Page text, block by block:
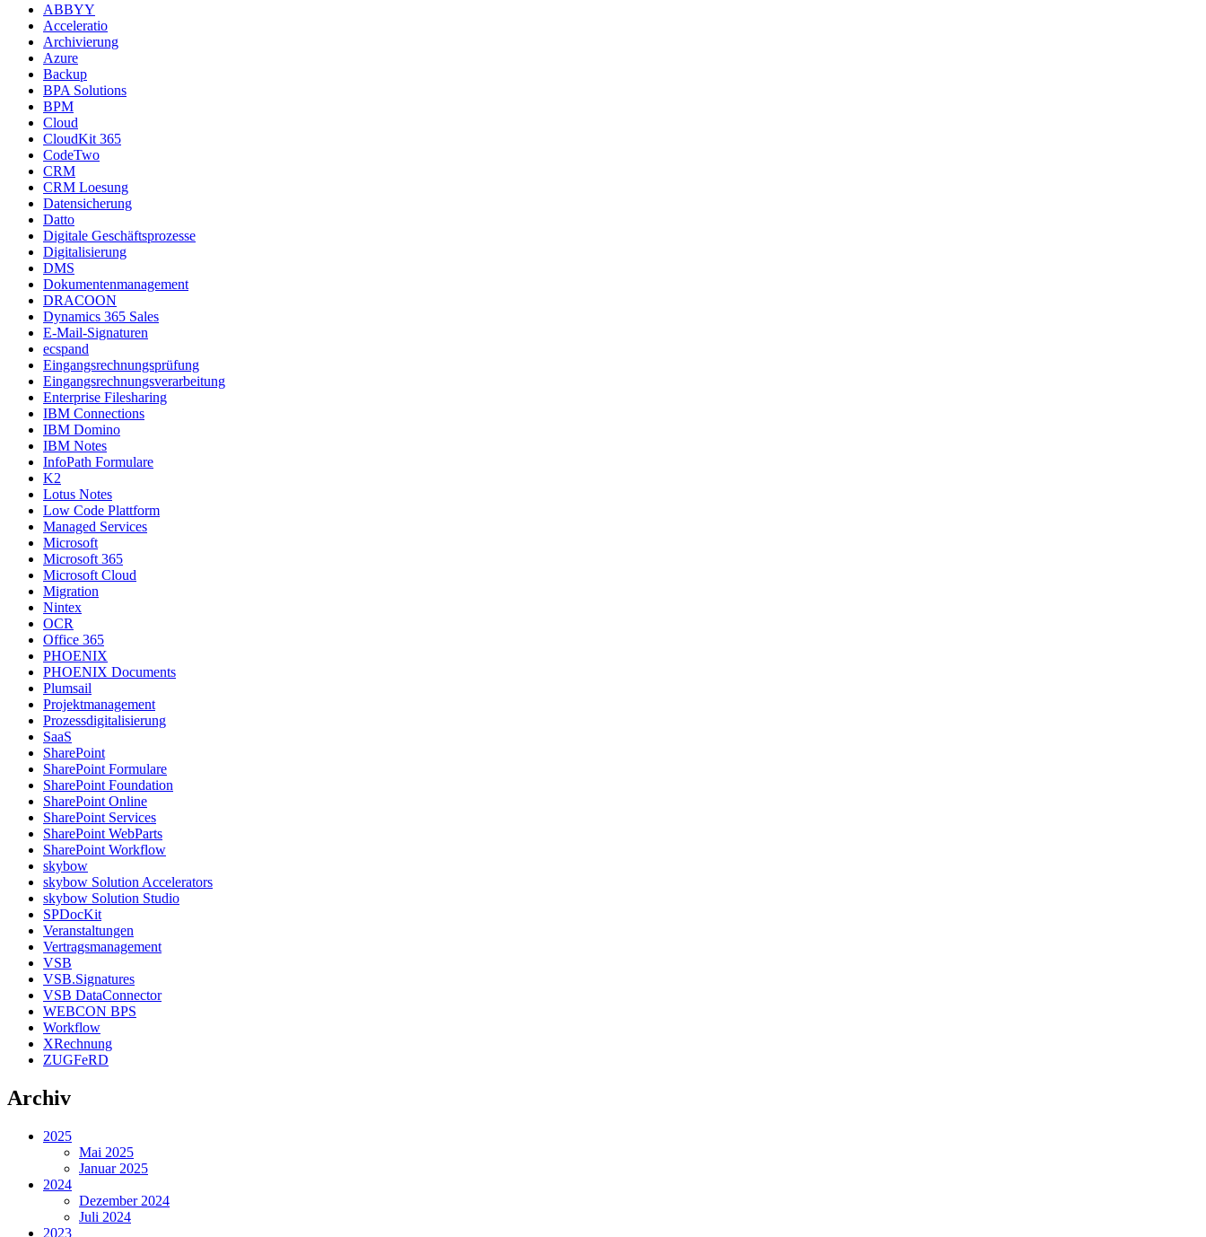
ABBYY
Acceleratio
Archivierung
Azure
Backup
BPA Solutions
BPM
Cloud
CloudKit 365
CodeTwo
CRM
CRM Loesung
Datensicherung
Datto
Digitale Geschäftsprozesse
Digitalisierung
DMS
Dokumentenmanagement
DRACOON
Dynamics 365 Sales
E-Mail-Signaturen
ecspand
Eingangsrechnungsprüfung
Eingangsrechnungsverarbeitung
Enterprise Filesharing
IBM Connections
IBM Domino
IBM Notes
InfoPath Formulare
K2
Lotus Notes
Low Code Plattform
Managed Services
Microsoft
Microsoft 365
Microsoft Cloud
Migration
Nintex
OCR
Office 365
PHOENIX
PHOENIX Documents
Plumsail
Projektmanagement
Prozessdigitalisierung
SaaS
SharePoint
SharePoint Formulare
SharePoint Foundation
SharePoint Online
SharePoint Services
SharePoint WebParts
SharePoint Workflow
skybow
skybow Solution Accelerators
skybow Solution Studio
SPDocKit
Veranstaltungen
Vertragsmanagement
VSB
VSB.Signatures
VSB DataConnector
WEBCON BPS
Workflow
XRechnung
ZUGFeRD
Archiv
2025
Mai 2025
Januar 2025
2024
Dezember 2024
Juli 2024
2023